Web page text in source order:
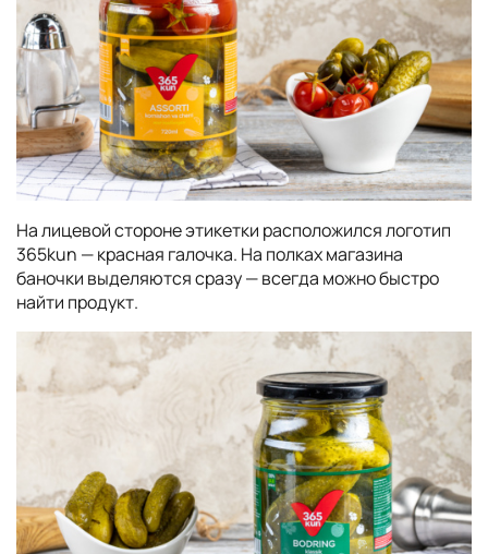
На лицевой стороне этикетки расположился логотип
365kun — красная галочка. На полках магазина
баночки выделяются сразу — всегда можно быстро
найти продукт.